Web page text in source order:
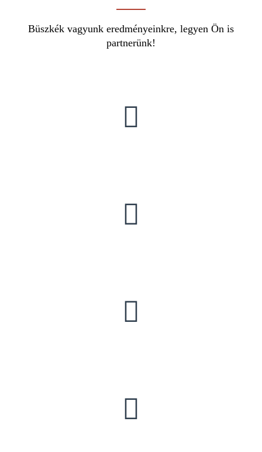
Büszkék vagyunk eredményeinkre, legyen Ön is
partnerünk!